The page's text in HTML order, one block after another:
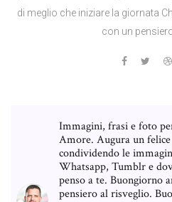
di meglio che iniziare la giornata
con un
Immagini, frasi e foto
Amore. Augura un
condividendo le
Whatsapp, Tumblr e
penso a te. Buongiorno
pensiero al risveglio.